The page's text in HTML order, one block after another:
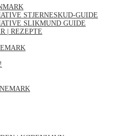
STJERNESKUD-GUIDE
SLIKMUND GUIDE
| REZEPTE